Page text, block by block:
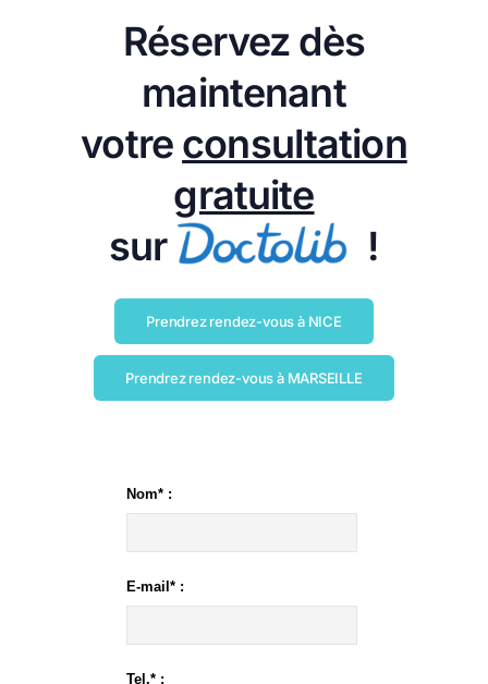
Réservez dès
maintenant
votre consultation
gratuite
sur
!
Prendrez rendez-vous à NICE
Prendrez rendez-vous à MARSEILLE